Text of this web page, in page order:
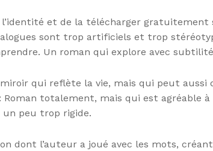
l’identité et de la télécharger
sont trop artificiels et trop
Un roman qui explore avec
qui reflète la vie, mais qui peut aussi
Roman totalement, mais qui est
peu trop rigide.
dont l’auteur a joué avec les mots,